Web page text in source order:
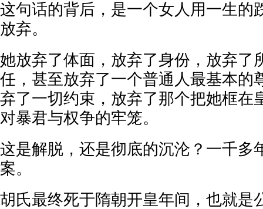
这句话的背后，是一个女人用一生的
放弃。
她放弃了体面，放弃了身份，放弃了
任，甚至放弃了一个普通人最基本的
弃了一切约束，放弃了那个把她框在
对暴君与权争的牢笼。
这是解脱，还是彻底的沉沦？一千多
案。
胡氏最终死于隋朝开皇年间，也就是